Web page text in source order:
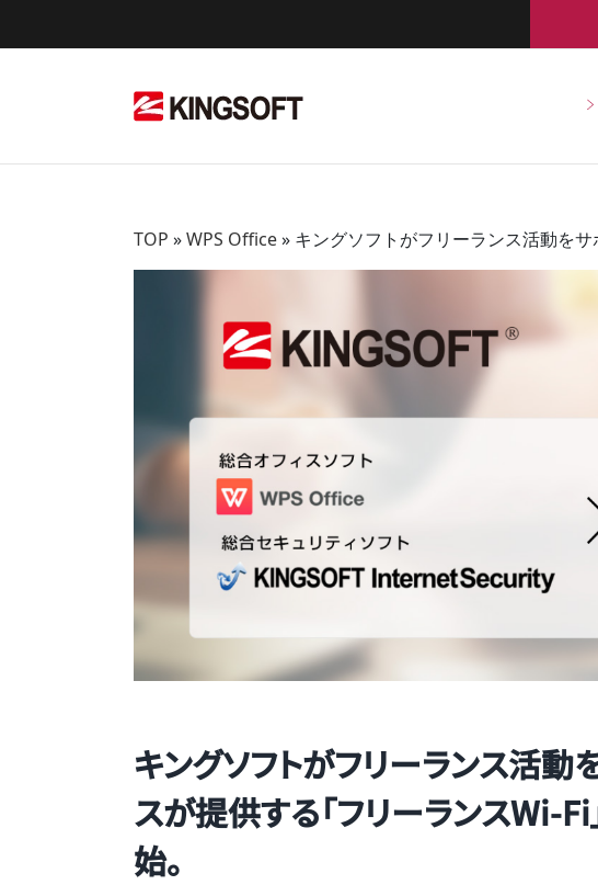
TOP »WPS Office» キングソフトがフリーランス活動を
キングソフトがフリーランス活動
スが提供する「フリーランスWi-
始。